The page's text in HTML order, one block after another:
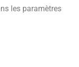
les paramètres